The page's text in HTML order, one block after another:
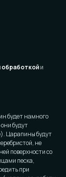
обработкойи
будет намного
будут
Царапины будут
не
поверхности со
песка,
при